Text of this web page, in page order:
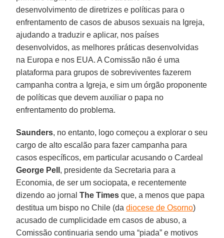
desenvolvimento de diretrizes e políticas para o
enfrentamento de casos de abusos sexuais na Igreja,
ajudando a traduzir e aplicar, nos países
desenvolvidos, as melhores práticas desenvolvidas
na Europa e nos EUA. A Comissão não é uma
plataforma para grupos de sobreviventes fazerem
campanha contra a Igreja, e sim um órgão proponente
de políticas que devem auxiliar o papa no
enfrentamento do problema.
Saunders, no entanto, logo começou a explorar o seu
cargo de alto escalão para fazer campanha para
casos específicos, em particular acusando o Cardeal
George Pell , presidente da Secretaria para a
Economia, de ser um sociopata, e recentemente
dizendo ao jornalThe Times que, a menos que papa
destitua um bispo no Chile (dadiocese de Osorno)
acusado de cumplicidade em casos de abuso, a
Comissão continuaria sendo uma “piada” e motivos